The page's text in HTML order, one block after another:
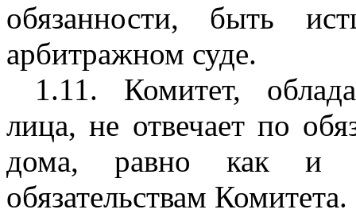
обязанности, быть
арбитражном суде.
1.11. Комитет,
лица, не отвечает по
дома, равно как и
обязательствам Комитета.